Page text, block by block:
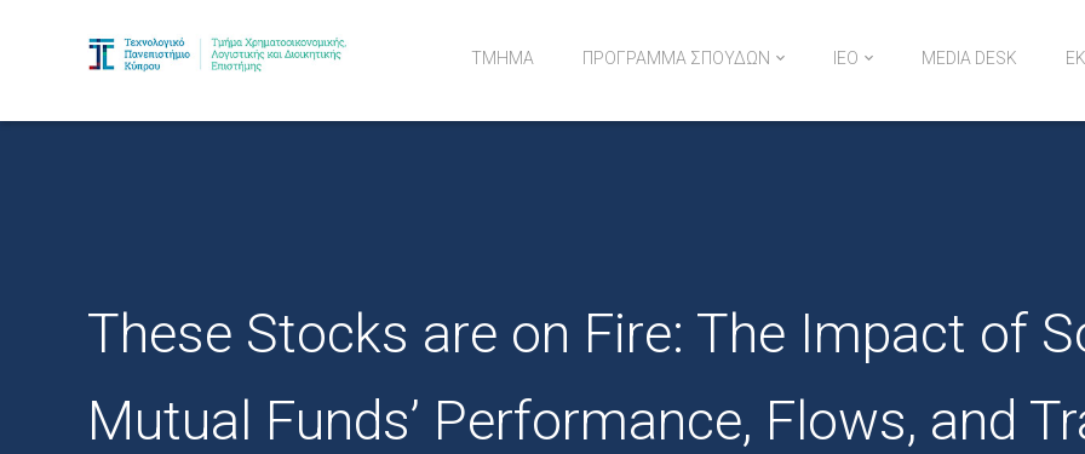
ΤΜΗΜΑ ΠΡΟΓΡΑΜΜΑ ΣΠΟΥΔΩΝ ΙΕΟ MEDIA DESK
These Stocks are on Fire: The Impact of
Mutual Funds’ Performance, Flows, and